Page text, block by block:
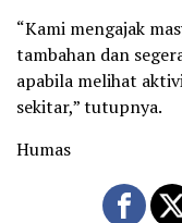
“Kami mengajak
tambahan dan
apabila melihat
sekitar,” tutupnya.
Humas